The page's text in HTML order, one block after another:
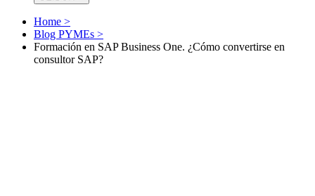
Home >
Blog PYMEs >
Formación en SAP Business One. ¿Cómo convertirse en
consultor SAP?